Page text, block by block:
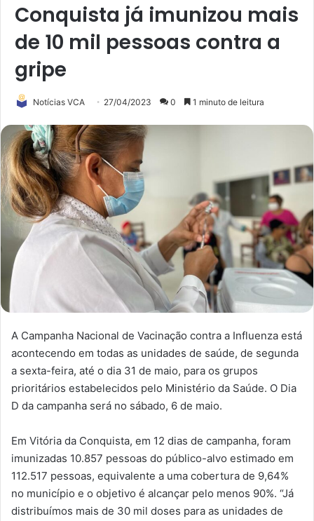
Conquista já imunizou mais
de 10 mil pessoas contra a
gripe
Notícias VCA 27/04/2023 0 1 minuto de leitura
A Campanha Nacional de Vacinação contra a Influenza está
acontecendo em todas as unidades de saúde, de segunda
a sexta-feira, até o dia 31 de maio, para os grupos
prioritários estabelecidos pelo Ministério da Saúde. O Dia
D da campanha será no sábado, 6 de maio.
Em Vitória da Conquista, em 12 dias de campanha, foram
imunizadas 10.857 pessoas do público-alvo estimado em
112.517 pessoas, equivalente a uma cobertura de 9,64%
no município e o objetivo é alcançar pelo menos 90%. “Já
distribuímos mais de 30 mil doses para as unidades de